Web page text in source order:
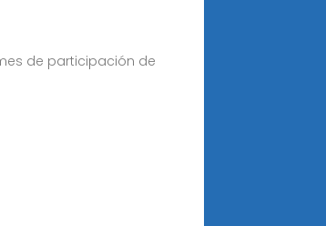
de participación de